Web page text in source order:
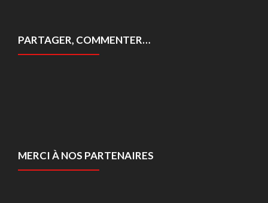
PARTAGER, COMMENTER…
MERCI À NOS PARTENAIRES